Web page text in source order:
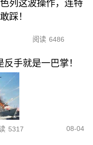
列这波操作，连特
踩！
阅读 6486
手就是一巴掌！
5317 08-04